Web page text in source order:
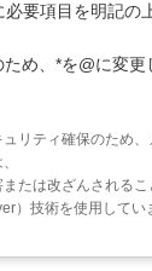
要項目を明記の
め、*を@に変更
リティ確保のため
たは改ざんされる
）技術を使用してい